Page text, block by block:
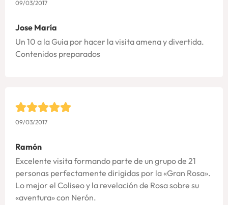
09/03/2017
Jose María
Un 10 a la Guia por hacer la visita amena y divertida.
Contenidos preparados
09/03/2017
Ramón
Excelente visita formando parte de un grupo de 21
personas perfectamente dirigidas por la «Gran Rosa».
Lo mejor el Coliseo y la revelación de Rosa sobre su
«aventura» con Nerón.